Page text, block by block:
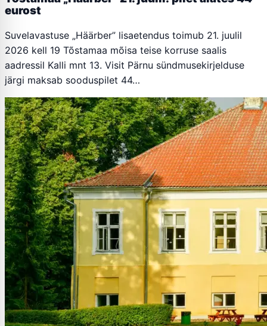
eurost
Suvelavastuse „Häärber” lisaetendus toimub 21. juulil
2026 kell 19 Tõstamaa mõisa teise korruse saalis
aadressil Kalli mnt 13. Visit Pärnu sündmusekirjelduse
järgi maksab sooduspilet 44…